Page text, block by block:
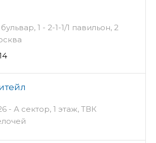
1 - 2-1-1/1 павильон, 2
- А сектор, 1 этаж, ТВК